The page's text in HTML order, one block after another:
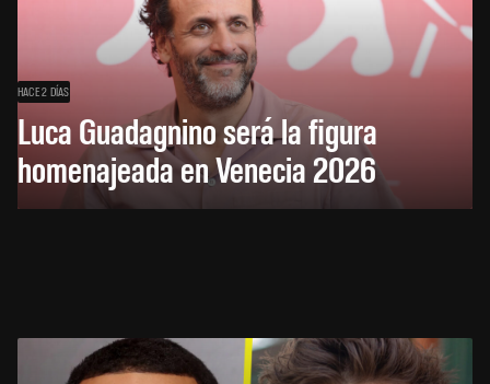
HACE 2 DÍAS
Luca Guadagnino será la figura
homenajeada en Venecia 2026